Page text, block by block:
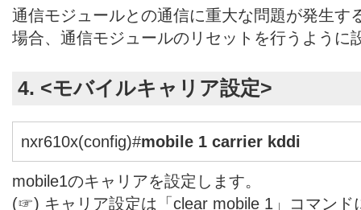
通信モジュールとの通信に重大な問題が発生す
場合、通信モジュールのリセットを行うように
4. <モバイルキャリア設定>
nxr610x(config)#mobile 1 carrier kddi
mobile1のキャリアを設定します。
(☞) キャリア設定は「clear mobile 1」コマンド